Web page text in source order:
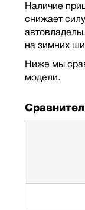
Наличие
снижает
на зимних
Ниже мы
модели.